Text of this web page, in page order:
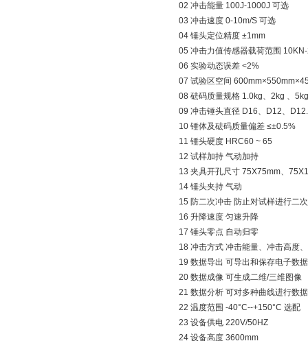
02 冲击能量 100J-1000J 可选
03 冲击速度 0-10m/S 可选
04 锤头定位精度 ±1mm
05 冲击力值传感器载荷范围
06 实验动态误差 <2%
07 试验区空间
08 砝码质量规格 1.0kg、2kg 、
09 冲击锤头直径 D16、D12、
10 锤体及砝码质量偏差 ≤±0.5%
11 锤头硬度 HRC60 ~ 65
12 试样加持 气动加持
13 夹具开孔尺寸 75X75mm、
14 锤头夹持 气动
15 防二次冲击 防止对试样进行二
16 升降速度 匀速升降
17 锤头零点 自动归零
18 冲击方式 冲击能量、冲击高度
19 数据导出 可导出和保存电子数据
20 数据成像 可生成二维/三维图像
21 数据分析 可对多种曲线进行数
22 温度范围 -40°C--+150°C 选配
23 设备供电 220V/50HZ
24 设备高度 3600mm